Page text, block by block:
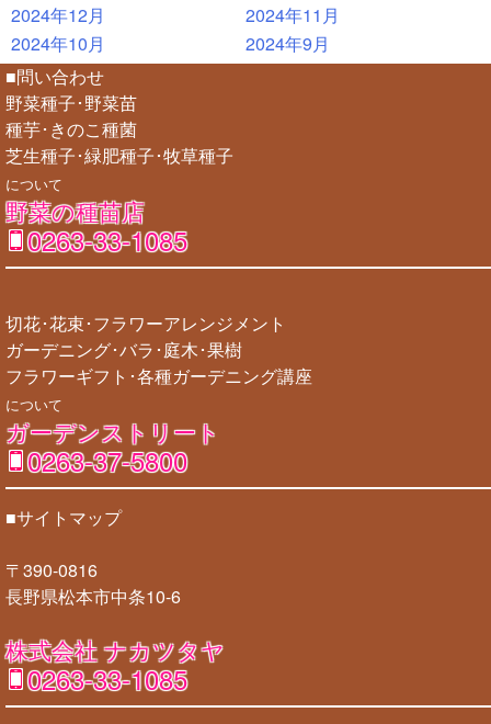
2024年12月
2024年11月
2024年10月
2024年9月
■問い合わせ
野菜種子･野菜苗
種芋･きのこ種菌
芝生種子･緑肥種子･牧草種子
について
野菜の種苗店
0263-33-1085
切花･花束･フラワーアレンジメント
ガーデニング･バラ･庭木･果樹
フラワーギフト･各種ガーデニング講座
について
ガーデンストリート
0263-37-5800
■サイトマップ
〒390-0816
長野県松本市中条10-6
株式会社 ナカツタヤ
0263-33-1085